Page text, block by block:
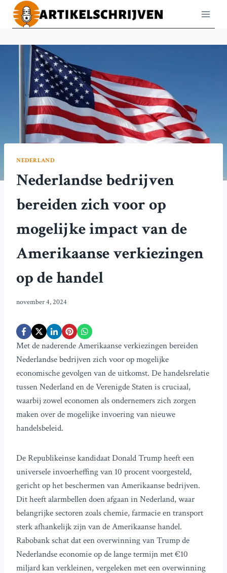
Doorgaan
naar
NEDERLAND
Nederlandse bedrijven
bereiden zich voor op
mogelijke impact van de
Amerikaanse verkiezingen
op de handel
november 4, 2024
Met de naderende Amerikaanse verkiezingen bereiden
Nederlandse bedrijven zich voor op mogelijke
economische gevolgen van de uitkomst. De handelsrelatie
tussen Nederland en de Verenigde Staten is cruciaal,
waarbij zowel economen als ondernemers zich zorgen
maken over de mogelijke invoering van nieuwe
handelsbeleid.
De Republikeinse kandidaat Donald Trump heeft een
universele invoerheffing van 10 procent voorgesteld,
gericht op het beschermen van Amerikaanse bedrijven.
Dit heeft alarmbellen doen afgaan in Nederland, waar
belangrijke sectoren zoals chemie, farmacie en transport
sterk afhankelijk zijn van de Amerikaanse handel.
Rabobank schat dat een overwinning van Trump de
Nederlandse economie op de lange termijn met €10
miljard kan verkleinen, vergeleken met een overwinning